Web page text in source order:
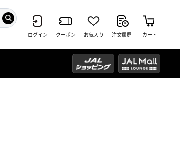
ログイン クーポン お気入り 注文履歴 カート